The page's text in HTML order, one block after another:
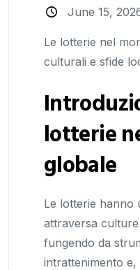
June 15,
Le lotterie nel
culturali e sfide
lotterie
globale
Le lotterie hanno
attraversa
fungendo da
intrattenimento e,